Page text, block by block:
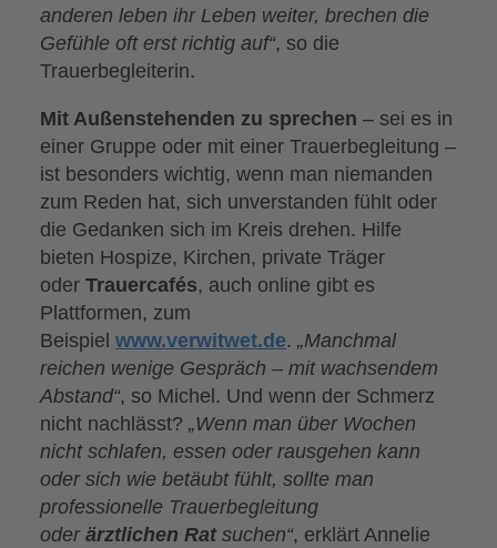
anderen leben ihr Leben weiter, brechen die
Gefühle oft erst richtig auf“, so die
Trauerbegleiterin.
Mit Außenstehenden zu sprechen – sei es in
einer Gruppe oder mit einer Trauerbegleitung –
ist besonders wichtig, wenn man niemanden
zum Reden hat, sich unverstanden fühlt oder
die Gedanken sich im Kreis drehen. Hilfe
bieten Hospize, Kirchen, private Träger
oder Trauercafés, auch online gibt es
Plattformen, zum
Beispielwww.verwitwet.de.„Manchmal
reichen wenige Gespräch – mit wachsendem
Abstand“, so Michel. Und wenn der Schmerz
nicht nachlässt?„Wenn man über Wochen
nicht schlafen, essen oder rausgehen kann
oder sich wie betäubt fühlt, sollte man
professionelle Trauerbegleitung
oderärztlichen Ratsuchen“, erklärt Annelie